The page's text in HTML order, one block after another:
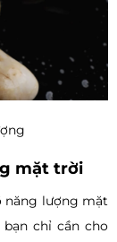
mặt trời
năng lượng mặt
chỉ cần cho